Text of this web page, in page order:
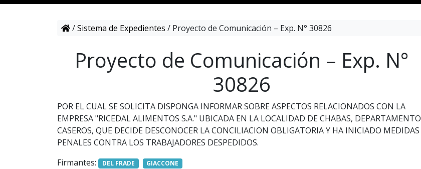
/Sistema de Expedientes / Proyecto de Comunicación – Exp. N° 30826
Proyecto de Comunicación – Exp. N°
30826
POR EL CUAL SE SOLICITA DISPONGA INFORMAR SOBRE ASPECTOS RELACIONADOS CON LA
EMPRESA "RICEDAL ALIMENTOS S.A." UBICADA EN LA LOCALIDAD DE CHABAS, DEPARTAMENTO
CASEROS, QUE DECIDE DESCONOCER LA CONCILIACION OBLIGATORIA Y HA INICIADO MEDIDAS
PENALES CONTRA LOS TRABAJADORES DESPEDIDOS.
Firmantes:
DEL FRADE GIACCONE